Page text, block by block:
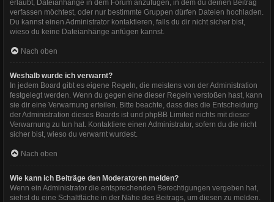
erlaubt, Dateianhänge in dem Forum anzufügen, in dem du deinen Beitrag
verfassen möchtest, oder nur bestimmte Gruppen dürfen Dateien hochladen.
Du kannst einen Administrator kontaktieren, falls du dir nicht sicher bist,
wieso du keine Dateianhänge anfügen kannst.
Nach oben
Weshalb wurde ich verwarnt?
In jedem Board gibt es eigene Regeln, die meistens von der Administration
festgelegt werden. Wenn du gegen eine dieser Regeln verstoßen hast, kann
sie dir eine Verwarnung erteilen. Bitte beachte, dass dies die Entscheidung
der Administration dieses Boards ist und phpBB Limited nichts mit dieser
Verwarnung zu tun hat. Kontaktiere einen Administrator, sofern du die nicht
sicher bist, wieso du verwarnt wurdest.
Nach oben
Wie kann ich Beiträge den Moderatoren melden?
Wenn ein Administrator die entsprechenden Berechtigungen vergeben hat,
siehst du eine Schaltfläche in der Nähe des Beitrags, um diesen zu melden.